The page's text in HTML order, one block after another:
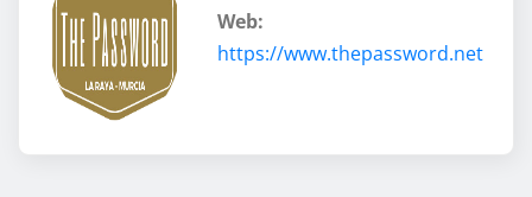
Web:
https://www.thepassword.net